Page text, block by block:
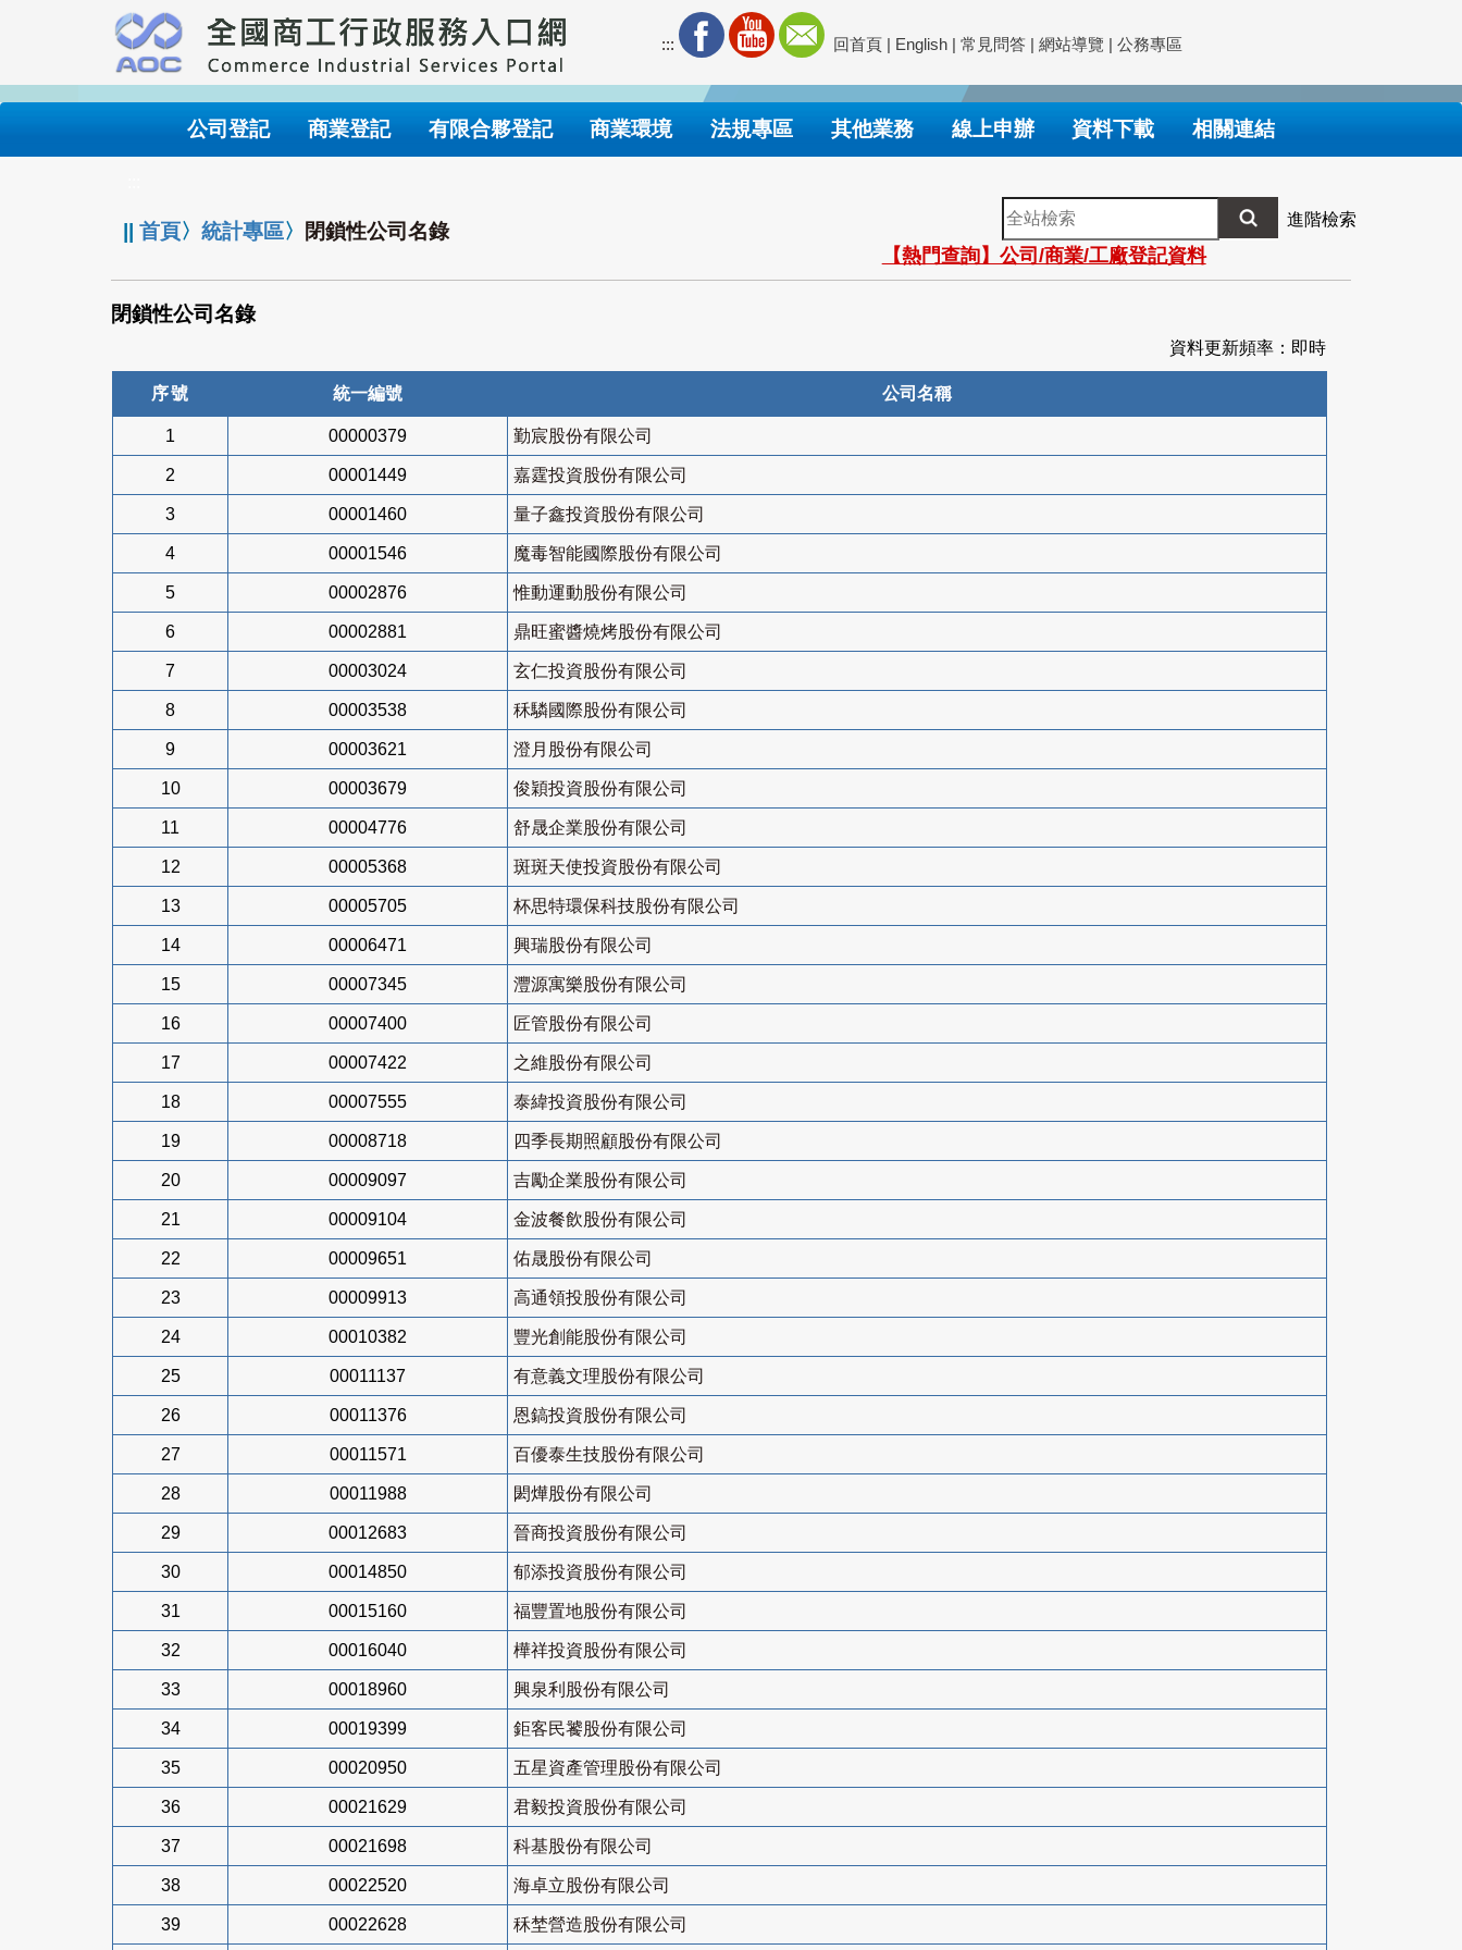
要
內
::: 回首頁 | English | 常見問答 | 網站導覽 | 公務專區
公司登記 商業登記 有限合夥登記 商業環境 法規專區 其他業務 線上申辦 資料下載 相關連結
||首頁〉統計專區〉 閉鎖性公司名錄
全
站
檢
索
進階檢索
【熱門查詢】公司/商業/工廠登記資料
閉鎖性公司名錄
資料更新頻率：即時
序號 統一編號 公司名稱
1 00000379 勤宸股份有限公司
2 00001449 嘉霆投資股份有限公司
3 00001460 量子鑫投資股份有限公司
4 00001546 魔毒智能國際股份有限公司
5 00002876 惟動運動股份有限公司
6 00002881 鼎旺蜜醬燒烤股份有限公司
7 00003024 玄仁投資股份有限公司
8 00003538 秝驎國際股份有限公司
9 00003621 澄月股份有限公司
10 00003679 俊穎投資股份有限公司
11 00004776 舒晟企業股份有限公司
12 00005368 斑斑天使投資股份有限公司
13 00005705 杯思特環保科技股份有限公司
14 00006471 興瑞股份有限公司
15 00007345 灃源寓樂股份有限公司
16 00007400 匠管股份有限公司
17 00007422 之維股份有限公司
18 00007555 泰緯投資股份有限公司
19 00008718 四季長期照顧股份有限公司
20 00009097 吉勵企業股份有限公司
21 00009104 金波餐飲股份有限公司
22 00009651 佑晟股份有限公司
23 00009913 高通領投股份有限公司
24 00010382 豐光創能股份有限公司
25 00011137 有意義文理股份有限公司
26 00011376 恩鎬投資股份有限公司
27 00011571 百優泰生技股份有限公司
28 00011988 閎燁股份有限公司
29 00012683 晉商投資股份有限公司
30 00014850 郁添投資股份有限公司
31 00015160 福豐置地股份有限公司
32 00016040 樺祥投資股份有限公司
33 00018960 興泉利股份有限公司
34 00019399 鉅客民饕股份有限公司
35 00020950 五星資產管理股份有限公司
36 00021629 君毅投資股份有限公司
37 00021698 科基股份有限公司
38 00022520 海卓立股份有限公司
39 00022628 秝埜營造股份有限公司